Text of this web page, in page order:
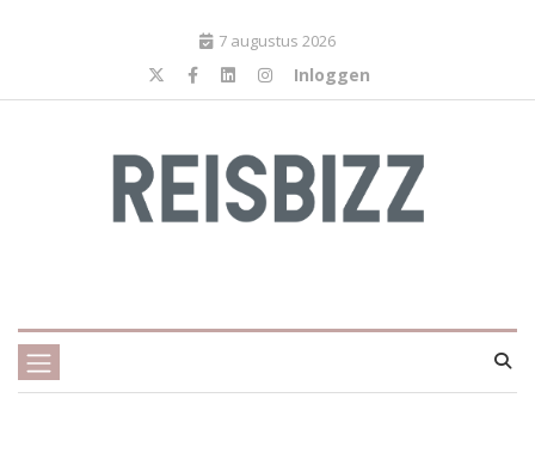
7 augustus 2026
Inloggen